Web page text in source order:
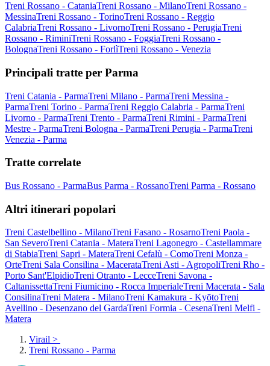
Treni Rossano - CataniaTreni Rossano - MilanoTreni Rossano -
MessinaTreni Rossano - TorinoTreni Rossano - Reggio
CalabriaTreni Rossano - LivornoTreni Rossano - PerugiaTreni
Rossano - RiminiTreni Rossano - FoggiaTreni Rossano -
BolognaTreni Rossano - ForlìTreni Rossano - Venezia
Principali tratte per Parma
Treni Catania - ParmaTreni Milano - ParmaTreni Messina -
ParmaTreni Torino - ParmaTreni Reggio Calabria - ParmaTreni
Livorno - ParmaTreni Trento - ParmaTreni Rimini - ParmaTreni
Mestre - ParmaTreni Bologna - ParmaTreni Perugia - ParmaTreni
Venezia - Parma
Tratte correlate
Bus Rossano - ParmaBus Parma - RossanoTreni Parma - Rossano
Altri itinerari popolari
Treni Castelbellino - MilanoTreni Fasano - RosarnoTreni Paola -
San SeveroTreni Catania - MateraTreni Lagonegro - Castellammare
di StabiaTreni Sapri - MateraTreni Cefalù - ComoTreni Monza -
OrteTreni Sala Consilina - MacerataTreni Asti - AgropoliTreni Rho -
Porto Sant'ElpidioTreni Otranto - LecceTreni Savona -
CaltanissettaTreni Fiumicino - Rocca ImperialeTreni Macerata - Sala
ConsilinaTreni Matera - MilanoTreni Kamakura - KyōtoTreni
Avellino - Desenzano del GardaTreni Formia - CesenaTreni Melfi -
Matera
Virail >
Treni Rossano - Parma